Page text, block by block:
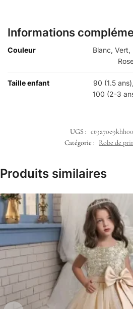
Informations
Couleur
Blanc, Vert,
Taille enfant
90 (1.5
100 (2-3
UGS :
Catégorie : Robe de
Produits similaires